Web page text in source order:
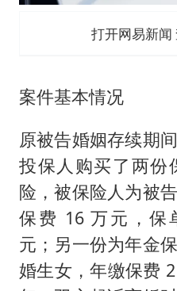
打开网易新闻
案件基本情况
原被告婚姻存续期
投保人购买了两份
险，被保险人为被
保费 16 万元，保
元；另一份为年金
婚生女，年缴保费